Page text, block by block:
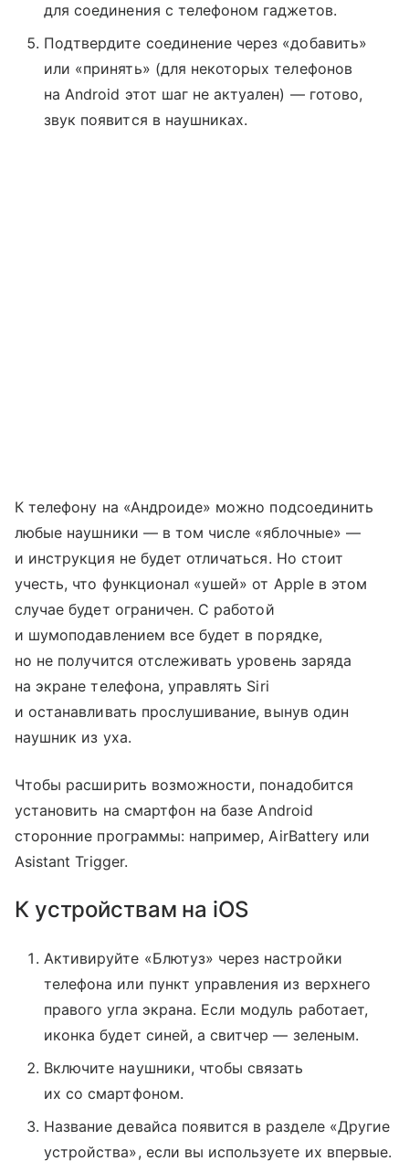
для соединения с телефоном гаджетов.
Подтвердите соединение через «добавить»
или «принять» (для некоторых телефонов
на Android этот шаг не актуален) — готово,
звук появится в наушниках.
К телефону на «Андроиде» можно подсоединить
любые наушники — в том числе «яблочные» —
и инструкция не будет отличаться. Но стоит
учесть, что функционал «ушей» от Apple в этом
случае будет ограничен. С работой
и шумоподавлением все будет в порядке,
но не получится отслеживать уровень заряда
на экране телефона, управлять Siri
и останавливать прослушивание, вынув один
наушник из уха.
Чтобы расширить возможности, понадобится
установить на смартфон на базе Android
сторонние программы: например, AirBatterу или
Asistant Trigger.
К устройствам на iOS
Активируйте «Блютуз» через настройки
телефона или пункт управления из верхнего
правого угла экрана. Если модуль работает,
иконка будет синей, а свитчер — зеленым.
Включите наушники, чтобы связать
их со смартфоном.
Название девайса появится в разделе «Другие
устройства», если вы используете их впервые.